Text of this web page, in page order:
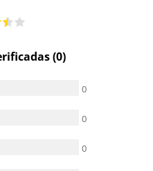
(0)
0
0
0